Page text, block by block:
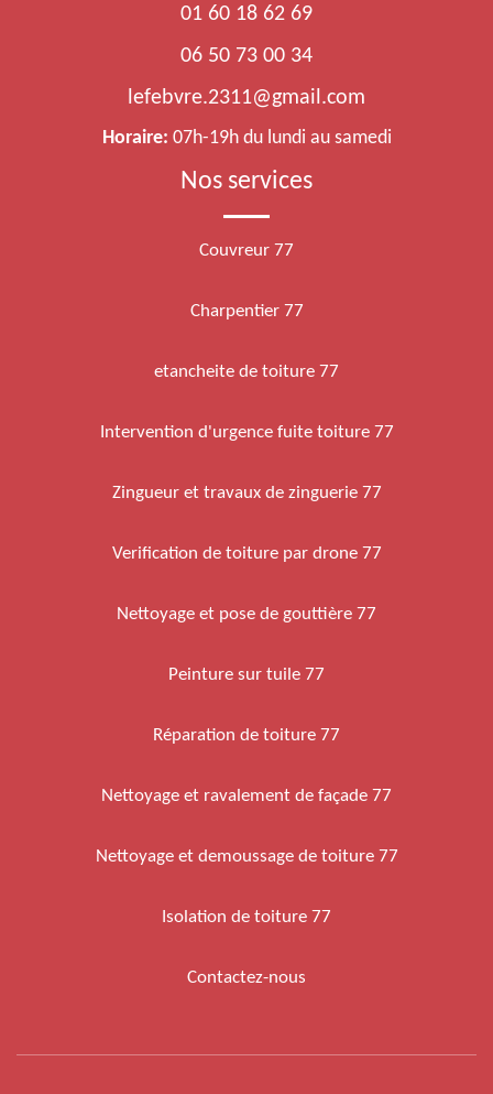
01 60 18 62 69
06 50 73 00 34
lefebvre.2311@gmail.com
Horaire: 07h-19h du lundi au samedi
Nos services
Couvreur 77
Charpentier 77
etancheite de toiture 77
Intervention d'urgence fuite toiture 77
Zingueur et travaux de zinguerie 77
Verification de toiture par drone 77
Nettoyage et pose de gouttière 77
Peinture sur tuile 77
Réparation de toiture 77
Nettoyage et ravalement de façade 77
Nettoyage et demoussage de toiture 77
Isolation de toiture 77
Contactez-nous